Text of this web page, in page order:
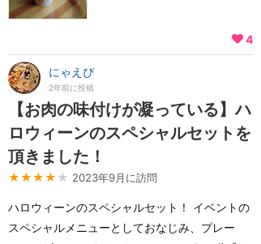
4
にゃえぴ
2年前に投稿
【お肉の味付けが凝っている】ハ
ロウィーンのスペシャルセットを
頂きました！
★★★★ ★ 2023年9月に訪問
ハロウィーンのスペシャルセット！ イベントの
スペシャルメニューとしておなじみ、プレー